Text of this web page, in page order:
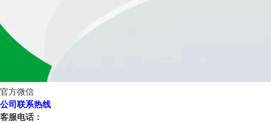
官方微信
公司联系热线
客服电话：